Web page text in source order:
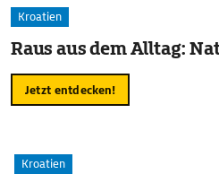
Kroatien
Raus aus dem Alltag:
Jetzt entdecken!
Kroatien